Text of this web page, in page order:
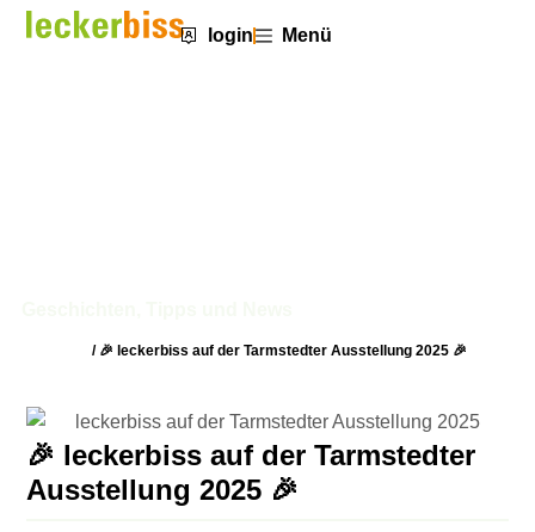
login Menü
/ 🎉 leckerbiss auf der Tarmstedter Ausstellung 2025 🎉
🎉 leckerbiss auf der Tarmstedter
Ausstellung 2025 🎉